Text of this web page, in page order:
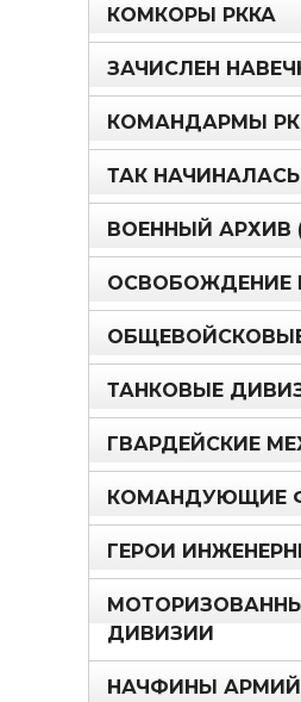
КОМКОРЫ РККА
ЗАЧИСЛЕН
КОМАНДАРМЫ
ТАК
ВОЕННЫЙ АРХИВ
ОСВОБОЖДЕНИЕ
ТАНКОВЫЕ
ГВАРДЕЙСКИЕ
КОМАНДУЮЩИЕ
ГЕРОИ
ДИВИЗИИ
НАЧФИНЫ